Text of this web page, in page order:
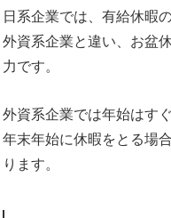
日系企業では、有給休暇
外資系企業と違い、お盆
力です。
外資系企業では年始はす
年末年始に休暇をとる場
ります。